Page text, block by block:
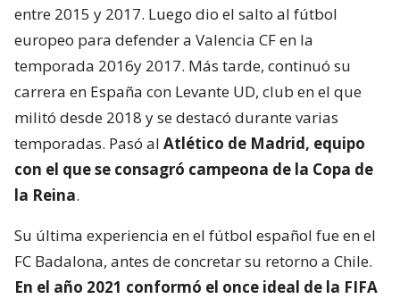
entre 2015 y 2017. Luego dio el salto al fútbol
europeo para defender a Valencia CF en la
temporada 2016y 2017. Más tarde, continuó su
carrera en España con Levante UD, club en el que
militó desde 2018 y se destacó durante varias
temporadas. Pasó al Atlético de Madrid, equipo
con el que se consagró campeona de la Copa de
la Reina.
Su última experiencia en el fútbol español fue en el
FC Badalona, antes de concretar su retorno a Chile.
En el año 2021 conformó el once ideal de la FIFA